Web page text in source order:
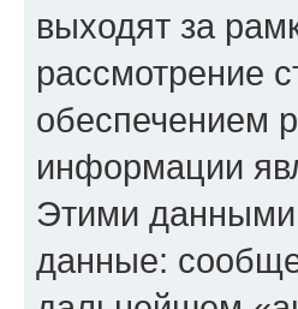
выходят за
рассмотрение
обеспечением
информации
Этими
данные: